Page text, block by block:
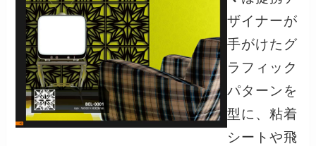
ザイナーが
手がけたグ
ラフィック
パターンを
型に、粘着
シートや飛